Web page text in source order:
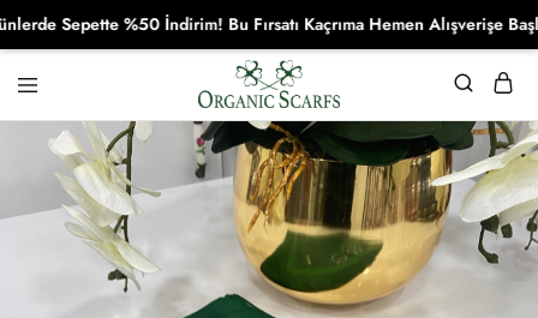
Organikscarf
Sepette %50 İndirim! Bu Fırsatı Kaçrıma Hemen Alışverişe Başla!